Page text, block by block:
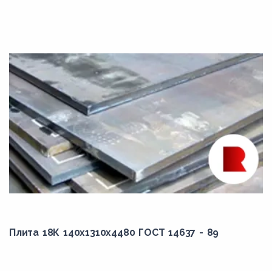
Плита 18К 140x1310x4480 ГОСТ 14637 - 89